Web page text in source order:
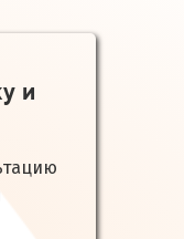
и